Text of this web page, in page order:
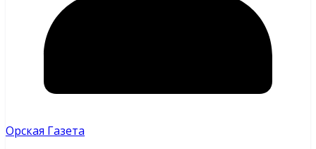
Орская Газета